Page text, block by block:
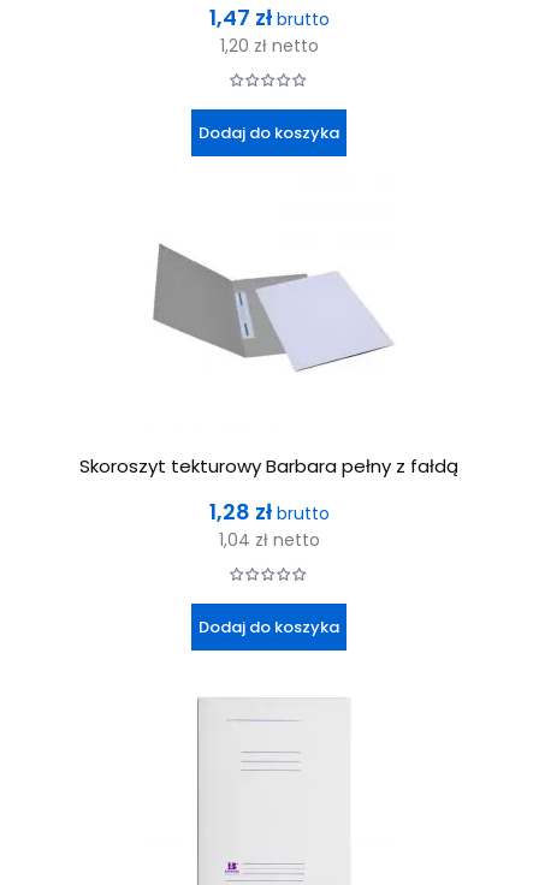
Cena
1,47 zł brutto
1,20 zł netto
Dodaj do koszyka
Skoroszyt tekturowy Barbara pełny z fałdą
Cena
1,28 zł brutto
1,04 zł netto
Dodaj do koszyka